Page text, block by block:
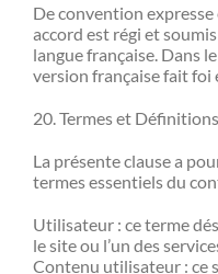
De convention
accord est régi et
langue française. Dans
version française fait foi
20. Termes et
La présente clause a
termes essentiels du
Utilisateur : ce terme
le site ou l’un des
Contenu utilisateur : ce